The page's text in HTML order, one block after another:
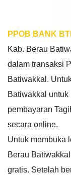
PPOB BANK
Kab. Berau
dalam transaksi
Batiwakkal.
Batiwakkal
pembayaran
secara online.
Untuk membuka
Berau
gratis. Setelah